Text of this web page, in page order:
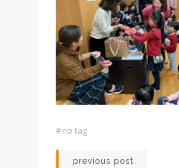
#no tag
previous post